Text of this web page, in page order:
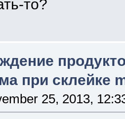
то?
при склейке
25, 2013,